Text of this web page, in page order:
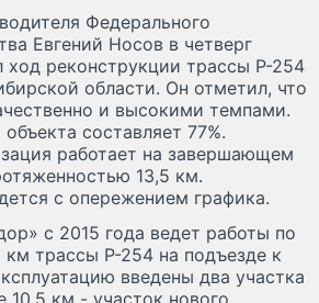
Федерального
Евгений Носов в четверг
ход реконструкции трассы Р-254
области. Он отметил, что
и высокими темпами.
составляет 77%.
работает на завершающем
13,5 км.
с опережением графика.
с 2015 года ведет работы по
трассы Р-254 на подъезде к
введены два участка